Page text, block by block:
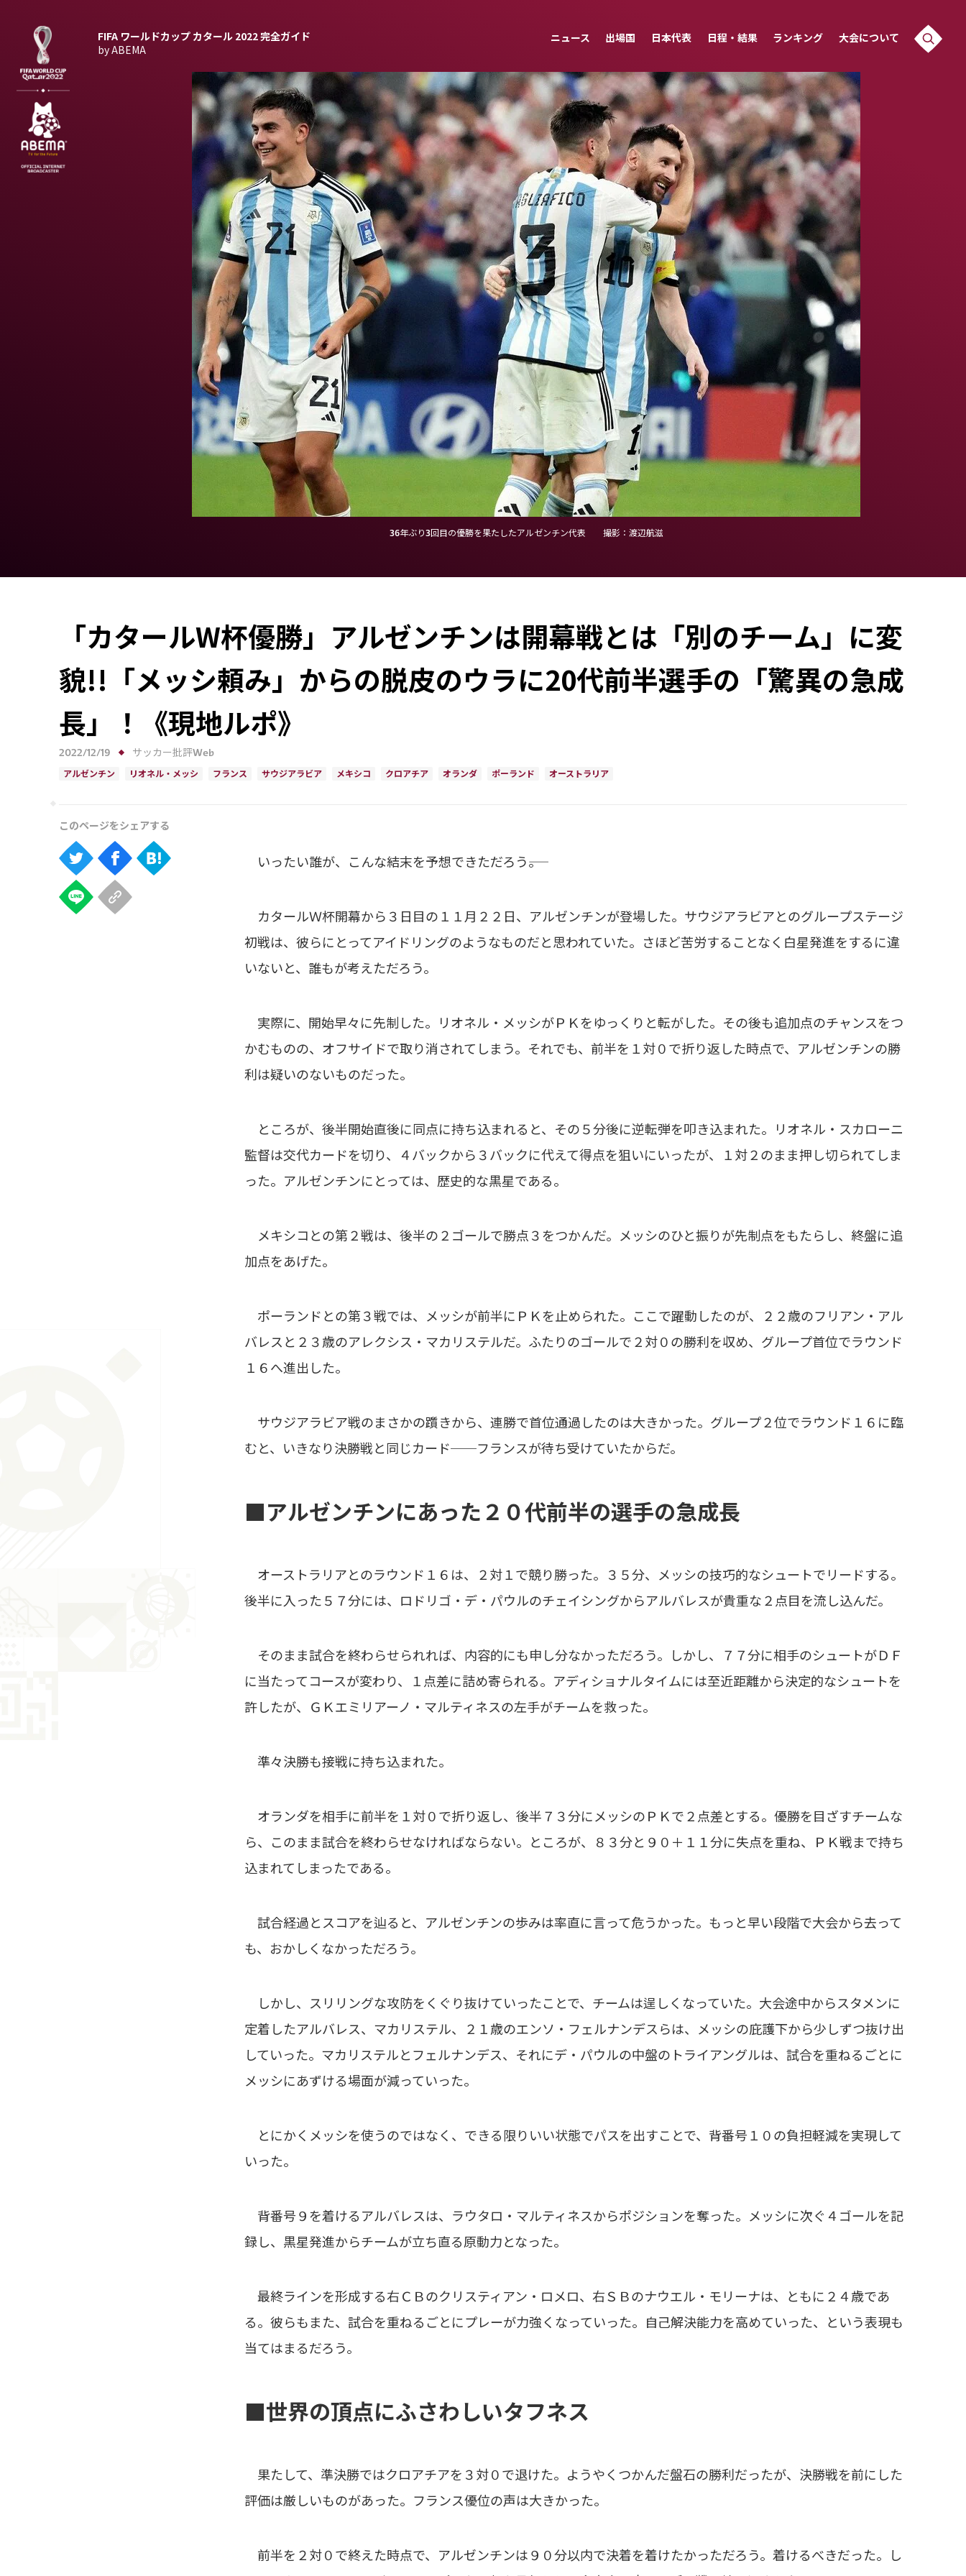
FIFA ワールドカップ カタール 2022完全ガイド
by ABEMA
ニュース 出場国 日本代表 日程・結果 ランキング 大会について
36年ぶり3回目の優勝を果たしたアルゼンチン代表 撮影：渡辺航滋
「カタールW杯優勝」アルゼンチンは開幕戦とは「別のチーム」に変
貌!!「メッシ頼み」からの脱皮のウラに20代前半選手の「驚異の急成
長」！《現地ルポ》
2022/12/19 サッカー批評Web
アルゼンチン リオネル・メッシ フランス サウジアラビア メキシコ クロアチア オランダ ポーランド オーストラリア
いったい誰が、こんな結末を予想できただろう――。
カタールＷ杯開幕から３日目の１１月２２日、アルゼンチンが登場した。サウジアラビアとのグループステージ
初戦は、彼らにとってアイドリングのようなものだと思われていた。さほど苦労することなく白星発進をするに違
いないと、誰もが考えただろう。
実際に、開始早々に先制した。リオネル・メッシがＰＫをゆっくりと転がした。その後も追加点のチャンスをつ
かむものの、オフサイドで取り消されてしまう。それでも、前半を１対０で折り返した時点で、アルゼンチンの勝
利は疑いのないものだった。
ところが、後半開始直後に同点に持ち込まれると、その５分後に逆転弾を叩き込まれた。リオネル・スカローニ
監督は交代カードを切り、４バックから３バックに代えて得点を狙いにいったが、１対２のまま押し切られてしま
った。アルゼンチンにとっては、歴史的な黒星である。
メキシコとの第２戦は、後半の２ゴールで勝点３をつかんだ。メッシのひと振りが先制点をもたらし、終盤に追
加点をあげた。
ポーランドとの第３戦では、メッシが前半にＰＫを止められた。ここで躍動したのが、２２歳のフリアン・アル
バレスと２３歳のアレクシス・マカリステルだ。ふたりのゴールで２対０の勝利を収め、グループ首位でラウンド
１６へ進出した。
サウジアラビア戦のまさかの躓きから、連勝で首位通過したのは大きかった。グループ２位でラウンド１６に臨
むと、いきなり決勝戦と同じカード──フランスが待ち受けていたからだ。
■アルゼンチンにあった２０代前半の選手の急成長
オーストラリアとのラウンド１６は、２対１で競り勝った。３５分、メッシの技巧的なシュートでリードする。
後半に入った５７分には、ロドリゴ・デ・パウルのチェイシングからアルバレスが貴重な２点目を流し込んだ。
そのまま試合を終わらせられれば、内容的にも申し分なかっただろう。しかし、７７分に相手のシュートがＤＦ
に当たってコースが変わり、１点差に詰め寄られる。アディショナルタイムには至近距離から決定的なシュートを
許したが、ＧＫエミリアーノ・マルティネスの左手がチームを救った。
準々決勝も接戦に持ち込まれた。
オランダを相手に前半を１対０で折り返し、後半７３分にメッシのＰＫで２点差とする。優勝を目ざすチームな
ら、このまま試合を終わらせなければならない。ところが、８３分と９０＋１１分に失点を重ね、ＰＫ戦まで持ち
込まれてしまったである。
試合経過とスコアを辿ると、アルゼンチンの歩みは率直に言って危うかった。もっと早い段階で大会から去って
も、おかしくなかっただろう。
しかし、スリリングな攻防をくぐり抜けていったことで、チームは逞しくなっていた。大会途中からスタメンに
定着したアルバレス、マカリステル、２１歳のエンソ・フェルナンデスらは、メッシの庇護下から少しずつ抜け出
していった。マカリステルとフェルナンデス、それにデ・パウルの中盤のトライアングルは、試合を重ねるごとに
メッシにあずける場面が減っていった。
とにかくメッシを使うのではなく、できる限りいい状態でパスを出すことで、背番号１０の負担軽減を実現して
いった。
背番号９を着けるアルバレスは、ラウタロ・マルティネスからポジションを奪った。メッシに次ぐ４ゴールを記
録し、黒星発進からチームが立ち直る原動力となった。
最終ラインを形成する右ＣＢのクリスティアン・ロメロ、右ＳＢのナウエル・モリーナは、ともに２４歳であ
る。彼らもまた、試合を重ねるごとにプレーが力強くなっていった。自己解決能力を高めていった、という表現も
当てはまるだろう。
■世界の頂点にふさわしいタフネス
果たして、準決勝ではクロアチアを３対０で退けた。ようやくつかんだ盤石の勝利だったが、決勝戦を前にした
評価は厳しいものがあった。フランス優位の声は大きかった。
前半を２対０で終えた時点で、アルゼンチンは９０分以内で決着を着けたかっただろう。着けるべきだった。し